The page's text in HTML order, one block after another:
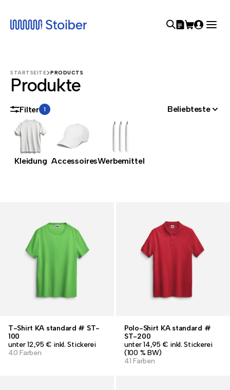
STARTSEITE PRODUCTS
Produkte
Filter 1 Beliebteste
Kleidung AccessoiresWerbemittel
T-Shirt KA standard # ST-
100
unter 12,95 € inkl. Stickerei
40 Farben
Polo-Shirt KA standard #
ST-200
unter 14,95 € inkl. Stickerei
(100 % BW)
41 Farben